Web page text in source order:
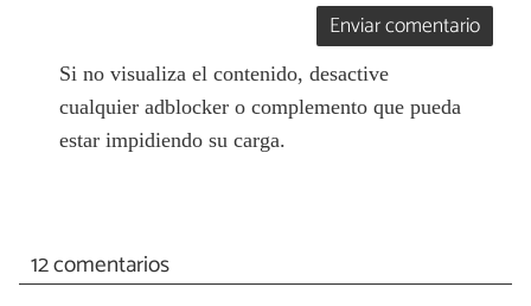
Enviar comentario
Si no visualiza el contenido, desactive
cualquier adblocker o complemento que pueda
estar impidiendo su carga.
12 comentarios